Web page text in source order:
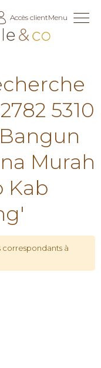
Accès clientMenu
5310
Murah
Kab
à